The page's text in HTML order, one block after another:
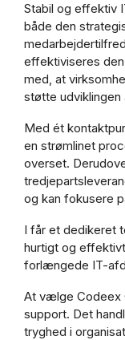
Stabil og effektiv
både den
effektiviseres
med, at
støtte
Med ét
en strømlinet
overset.
og kan fokusere
I får et dedikeret
hurtigt og
forlængede IT-
At vælge Codeex
support. Det
tryghed i